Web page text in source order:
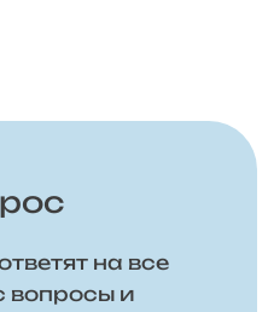
на все
вопросы и